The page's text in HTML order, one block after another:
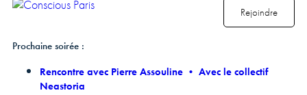
Prochaine soirée :
Rencontre avec Pierre Assouline • Avec le collectif
Neastoria
Rejoindre